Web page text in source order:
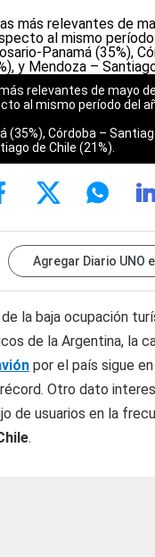
relevantes de mayo
al mismo período del
(35%), Córdoba –
de Chile (21%).
Agregar Diario UNO
la baja ocupación
de la Argentina, la
por el país sigue
Otro dato
de usuarios en la
.